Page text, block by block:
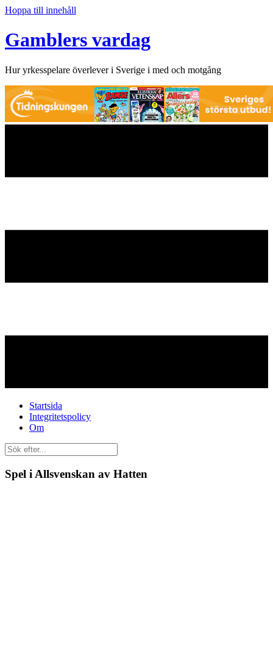
Hoppa till innehåll
Gamblers vardag
Hur yrkesspelare överlever i Sverige i med och motgång
Startsida
Integritetspolicy
Om
Spel i Allsvenskan av Hatten